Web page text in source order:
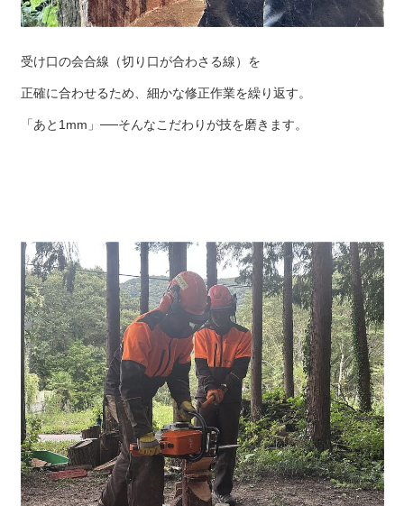
受け口の会合線（切り口が合わさる線）を
正確に合わせるため、細かな修正作業を繰り返す。
「あと1mm」──そんなこだわりが技を磨きます。